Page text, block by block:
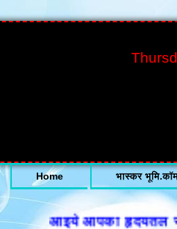
Home भास्कर
आइये आपका हृदयतल से